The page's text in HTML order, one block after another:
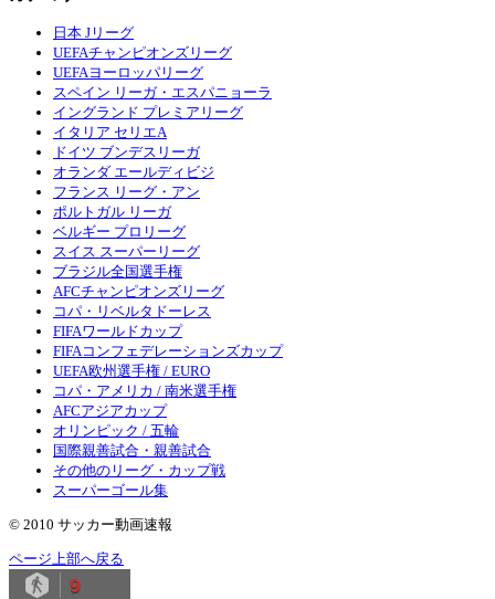
日本 Jリーグ
UEFAチャンピオンズリーグ
UEFAヨーロッパリーグ
スペイン リーガ・エスパニョーラ
イングランド プレミアリーグ
イタリア セリエA
ドイツ ブンデスリーガ
オランダ エールディビジ
フランス リーグ・アン
ポルトガル リーガ
ベルギー プロリーグ
スイス スーパーリーグ
ブラジル全国選手権
AFCチャンピオンズリーグ
コパ・リベルタドーレス
FIFAワールドカップ
FIFAコンフェデレーションズカップ
UEFA欧州選手権 / EURO
コパ・アメリカ / 南米選手権
AFCアジアカップ
オリンピック / 五輪
国際親善試合・親善試合
その他のリーグ・カップ戦
スーパーゴール集
© 2010 サッカー動画速報
ページ上部へ戻る
9